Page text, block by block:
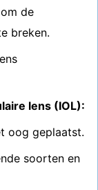
de
breken.
lens (IOL):
oog geplaatst.
soorten en